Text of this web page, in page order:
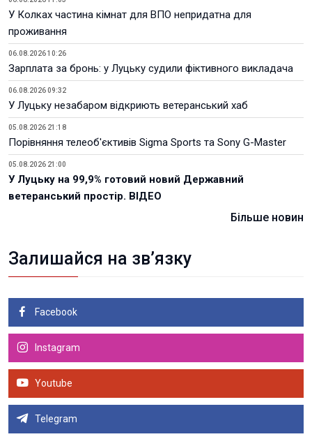
У Колках частина кімнат для ВПО непридатна для
проживання
06.08.2026 10:26
Зарплата за бронь: у Луцьку судили фіктивного викладача
06.08.2026 09:32
У Луцьку незабаром відкриють ветеранський хаб
05.08.2026 21:18
Порівняння телеоб'єктивів Sigma Sports та Sony G-Master
05.08.2026 21:00
У Луцьку на 99,9% готовий новий Державний
ветеранський простір. ВІДЕО
Більше новин
Залишайся на зв’язку
Facebook
Instagram
Youtube
Telegram